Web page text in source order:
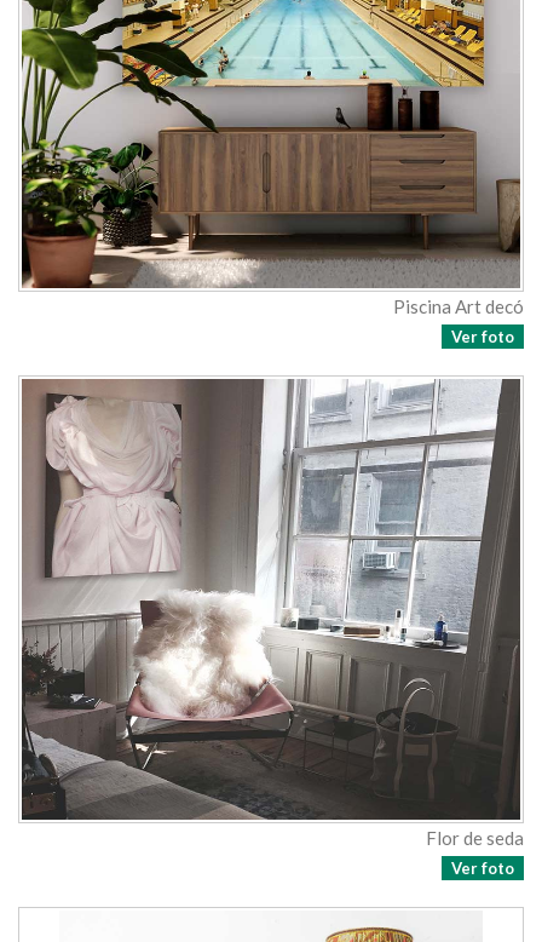
Piscina Art decó
Ver foto
Flor de seda
Ver foto